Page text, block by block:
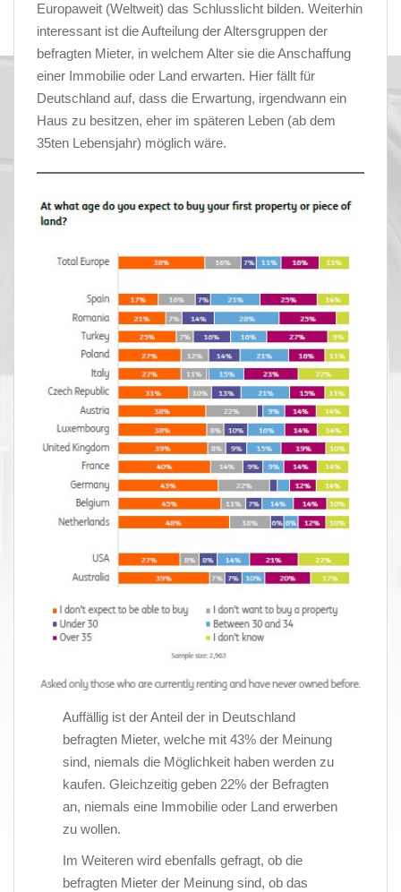
Europaweit (Weltweit) das Schlusslicht bilden. Weiterhin
interessant ist die Aufteilung der Altersgruppen der
befragten Mieter, in welchem Alter sie die Anschaffung
einer Immobilie oder Land erwarten. Hier fällt für
Deutschland auf, dass die Erwartung, irgendwann ein
Haus zu besitzen, eher im späteren Leben (ab dem
35ten Lebensjahr) möglich wäre.
Auffällig ist der Anteil der in Deutschland
befragten Mieter, welche mit 43% der Meinung
sind, niemals die Möglichkeit haben werden zu
kaufen. Gleichzeitig geben 22% der Befragten
an, niemals eine Immobilie oder Land erwerben
zu wollen.
Im Weiteren wird ebenfalls gefragt, ob die
befragten Mieter der Meinung sind, ob das